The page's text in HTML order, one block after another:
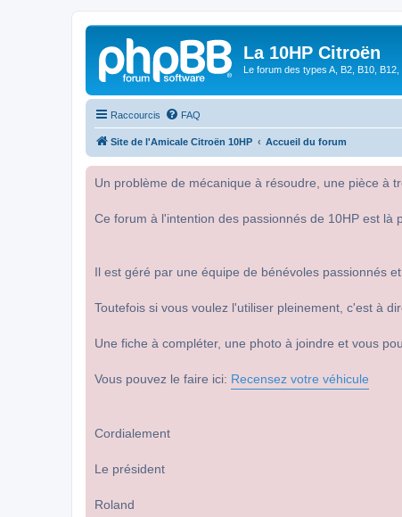
La 10HP Citroën
Le forum des types A, B2, B10, B12,
Raccourcis FAQ
Site de l'Amicale Citroën 10HP Accueil du forum
Un problème de mécanique à résoudre, une pièce à
Ce forum à l'intention des passionnés de 10HP est là
Il est géré par une équipe de bénévoles passionnés
Toutefois si vous voulez l'utiliser pleinement, c'est à
Une fiche à compléter, une photo à joindre et vous
Vous pouvez le faire ici: Recensez votre véhicule
Cordialement
Le président
Roland